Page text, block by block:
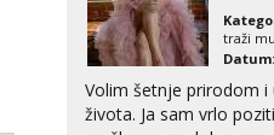
Zara
Čekam tvoj
Tel:
tel:0,93€ -
traži
Datum:
Volim šetnje prirodom i
života. Ja sam vrlo